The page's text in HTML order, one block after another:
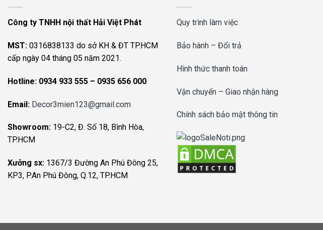
Công ty TNHH nội thất Hải Việt Phát
MST: 0316838133 do sở KH & ĐT TP.HCM
cấp ngày 04 tháng 05 năm 2021.
Hotline: 0934 933 555 – 0935 656 000
Email: Decor3mien123@gmail.com
Showroom: 19-C2, Đ. Số 18, Bình Hòa,
TP.HCM
Xưởng sx: 1367/3 Đường An Phú Đông 25,
KP3, P.An Phú Đông, Q.12, TP.HCM
Quy trình làm việc
Bảo hành – Đổi trả
Hình thức thanh toán
Vận chuyển – Giao nhận hàng
Chính sách bảo mật thông tin